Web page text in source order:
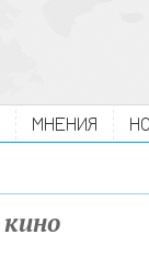
МНЕНИЯ
кино